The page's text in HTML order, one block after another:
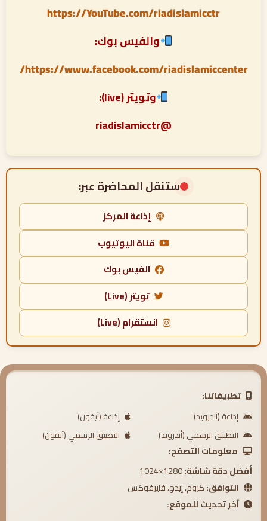
https://YouTube.com/riadislamicctr
والفيس بوك:
https://www.facebook.com/riadislamiccenter/
وتويتر (live):
@riadislamicctr
ستنقل المحاضرة عبر:
إذاعة المركز
قناة اليوتيوب
الفيس بوك
تويتر (Live)
انستقرام (Live)
تطبيقاتنا:
إذاعة (أندرويد)
إذاعة (آيفون)
التطبيق الرسمي (أندرويد)
التطبيق الرسمي (آيفون)
معلومات التصفح:
أفضل دقة شاشة:
التوافق:كروم، إيدج، فايرفوكس
آخر تحديث للموقع: